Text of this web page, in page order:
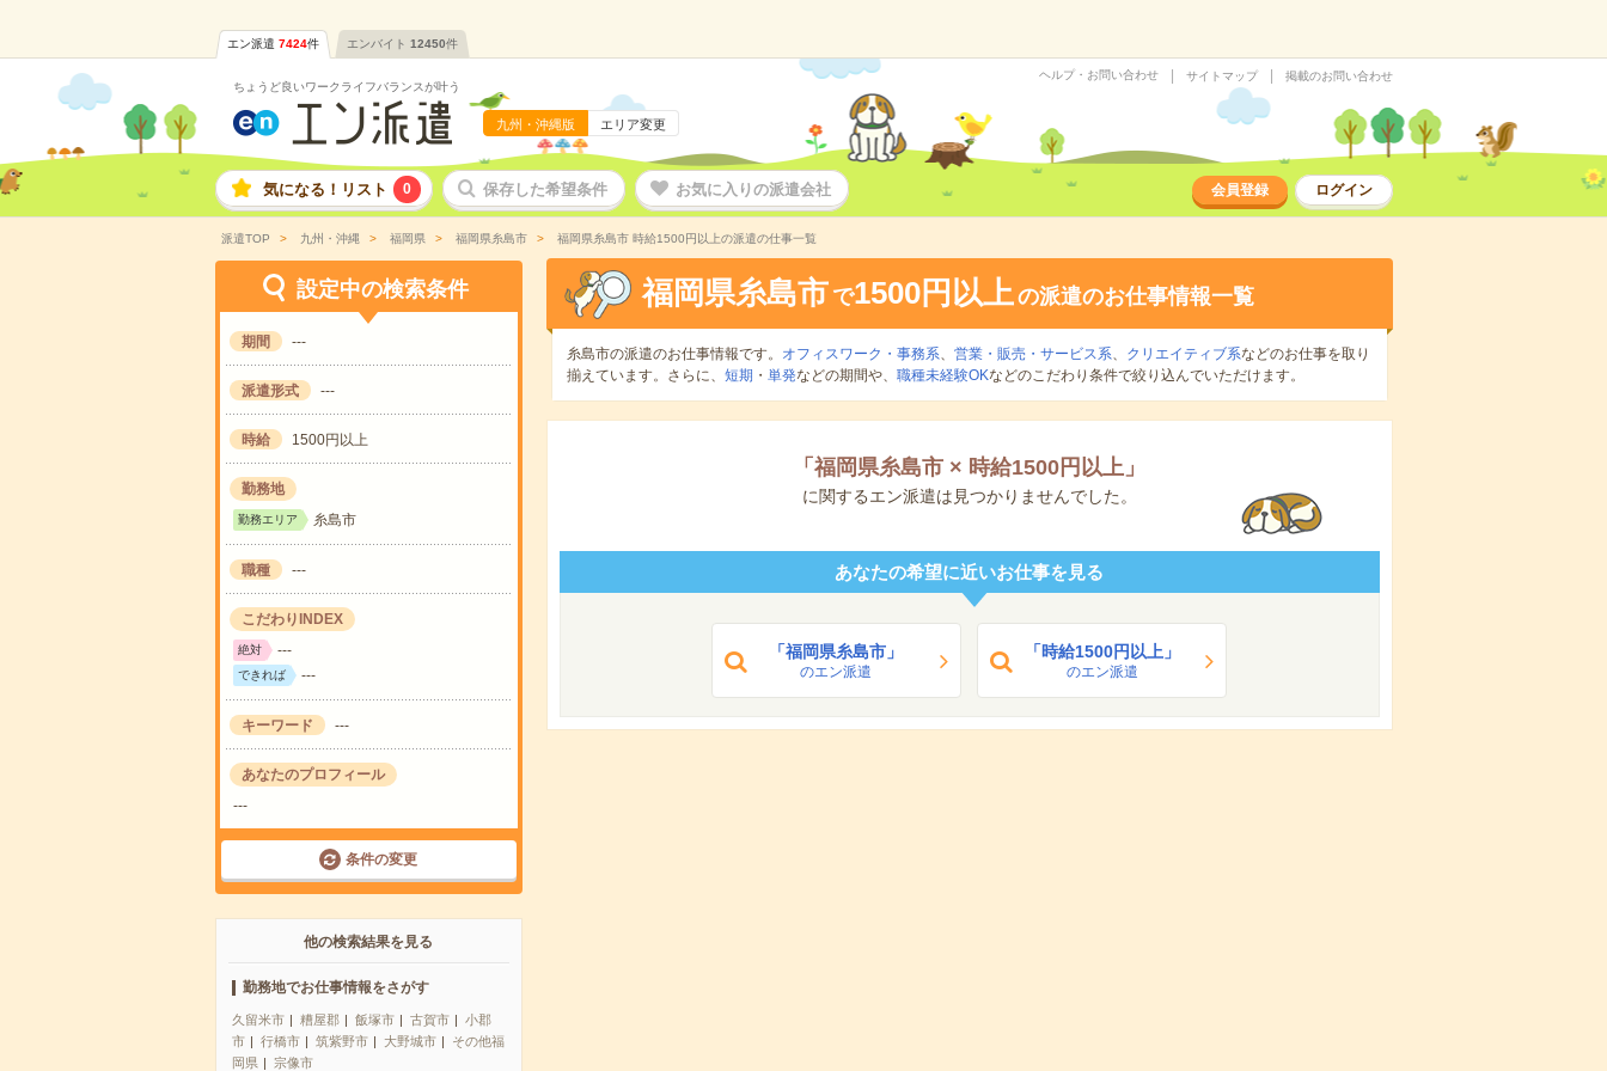
エン派遣 7424件 エンバイト 12450件
ちょうど良いワークライフバランスが叶う
九州・沖縄版 エリア変更
ヘルプ・お問い合わせ サイトマップ 掲載のお問い合わせ
気になる！リスト 0 保存した希望条件 お気に入りの派遣会社 会員登録 ログイン
派遣TOP 九州・沖縄 福岡県 福岡県糸島市 福岡県糸島市 時給1500円以上の派遣の仕事一覧
設定中の検索条件
期間 ---
派遣形式 ---
時給 1500円以上
勤務地
勤務エリア 糸島市
職種 ---
こだわりINDEX
絶対 ---
できれば ---
キーワード ---
あなたのプロフィール
---
条件の変更
他の検索結果を見る
勤務地でお仕事情報をさがす
久留米市 糟屋郡 飯塚市 古賀市
小郡
市
行橋市 筑紫野市 大野城市
その他福
岡県
宗像市
福岡県糸島市 で1500円以上の派遣のお仕事情報一覧
糸島市の派遣のお仕事情報です。 オフィスワーク・事務系、 営業・販売・サービス系、 クリエイティブ系などのお仕事を取り
揃えています。さらに、 短期 ・ 単発などの期間や、 職種未経験OKなどのこだわり条件で絞り込んでいただけます。
「 福岡県糸島市 × 時給1500円以上 」
に関するエン派遣は見つかりませんでした。
あなたの希望に近いお仕事を見る
「福岡県糸島市」
のエン派遣
「時給1500円以上」
のエン派遣